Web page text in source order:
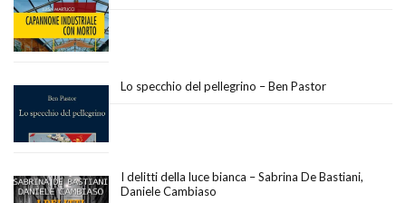
Lo specchio del pellegrino – Ben Pastor
I delitti della luce bianca – Sabrina De Bastiani,
Daniele Cambiaso